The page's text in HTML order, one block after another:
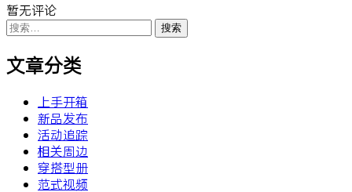
暂无评论
搜
索：
文章分类
上手开箱
新品发布
活动追踪
相关周边
穿搭型册
范式视频